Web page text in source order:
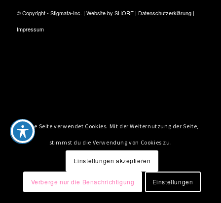
© Copyright - Stigmata-Inc. | Website by SHORE| Datenschutzerklärung|
Impressum
Diese Seite verwendet Cookies. Mit der Weiternutzung der Seite,
stimmst du die Verwendung von Cookies zu.
Einstellungen akzeptieren
Verberge nur die Benachrichtigung Einstellungen